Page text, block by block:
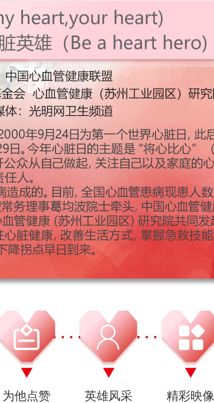
为他点赞 英雄风采 精彩映像